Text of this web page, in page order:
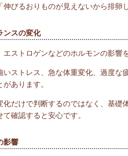
伸びるおりものが見えないから排卵
ンスの変化
エストロゲンなどのホルモンの影響
いストレス、急な体重変化、過度な
あります。
化だけで判断するのではなく、基礎
て確認すると安心です。
影響